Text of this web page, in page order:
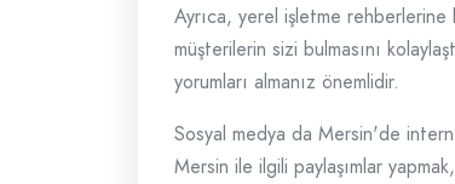
Ayrıca, yerel işletme rehberlerine
müşterilerin sizi bulmasını
yorumları almanız önemlidir.
Sosyal medya da Mersin'de
Mersin ile ilgili paylaşımlar